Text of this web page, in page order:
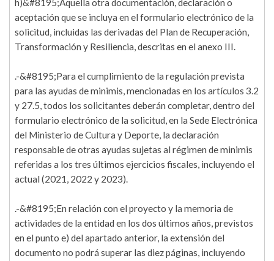
h)&#8195;Aquella otra documentación, declaración o
aceptación que se incluya en el formulario electrónico de la
solicitud, incluidas las derivadas del Plan de Recuperación,
Transformación y Resiliencia, descritas en el anexo III.
.-&#8195;Para el cumplimiento de la regulación prevista
para las ayudas de minimis, mencionadas en los artículos 3.2
y 27.5, todos los solicitantes deberán completar, dentro del
formulario electrónico de la solicitud, en la Sede Electrónica
del Ministerio de Cultura y Deporte, la declaración
responsable de otras ayudas sujetas al régimen de minimis
referidas a los tres últimos ejercicios fiscales, incluyendo el
actual (2021, 2022 y 2023).
.-&#8195;En relación con el proyecto y la memoria de
actividades de la entidad en los dos últimos años, previstos
en el punto e) del apartado anterior, la extensión del
documento no podrá superar las diez páginas, incluyendo